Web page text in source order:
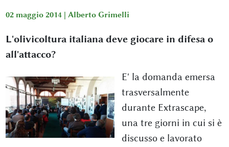
02 maggio 2014 | Alberto Grimelli
L'olivicoltura italiana deve giocare in difesa o
all'attacco?
E' la domanda emersa
trasversalmente
durante Extrascape,
una tre giorni in cui si è
discusso e lavorato